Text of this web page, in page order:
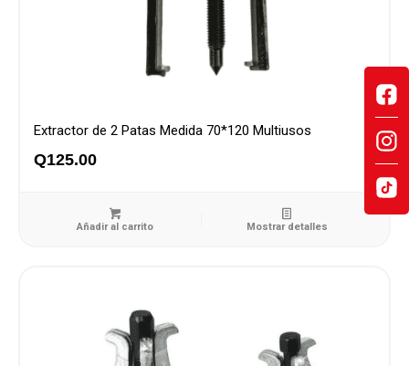
Extractor de 2 Patas Medida 70*120 Multiusos
Q125.00
Añadir al carrito Mostrar detalles